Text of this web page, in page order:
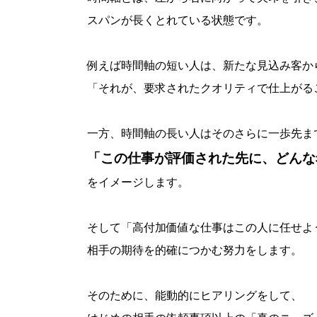
スパンが長くとれている状態です。
例えば時間軸の短い人は、新たな見込み客
「それが、要求されたクオリティで仕上が
一方、時間軸の長い人はそのさらに一歩先ま
「この仕事が評価された先に、どん
をイメージします。
そして「高付加価値な仕事はこの人に任せ
相手の期待を的確につかむ努力をします。
そのために、能動的にヒアリングをして、